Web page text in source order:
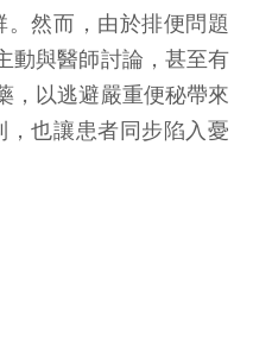
。然而，由於排便問題
動與醫師討論，甚至有
，以逃避嚴重便秘帶來
也讓患者同步陷入憂